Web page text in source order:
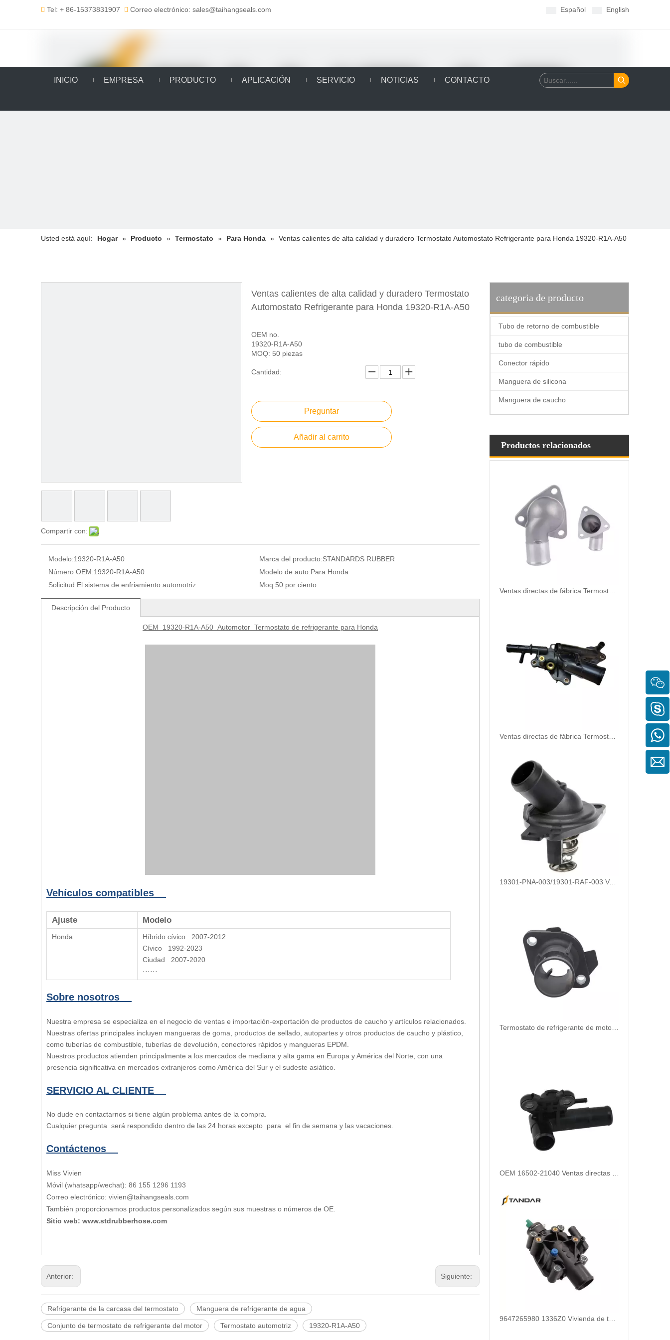
 Tel: + 86-15373831907  Correo electrónico: sales@taihangseals.com Español English
INICIO EMPRESA PRODUCTO APLICACIÓN SERVICIO NOTICIAS CONTACTO
Usted está aquí: Hogar » Producto » Termostato » Para Honda » Ventas calientes de alta calidad y duradero Termostato Automostato Refrigerante para Honda 19320-R1A-A50
Compartir con:
Ventas calientes de alta calidad y duradero Termostato
Automostato Refrigerante para Honda 19320-R1A-A50
OEM no.
19320-R1A-A50
MOQ: 50 piezas
Cantidad:
Preguntar
Añadir al carrito
Modelo:19320-R1A-A50 Marca del producto:STANDARDS RUBBER
Número OEM:19320-R1A-A50 Modelo de auto:Para Honda
Solicitud:El sistema de enfriamiento automotriz Moq:50 por ciento
Descripción del Producto
OEM 19320-R1A-A50 Automotor Termostato de refrigerante para Honda
Vehículos compatibles
Ajuste Modelo
Honda
Híbrido cívico 2007-2012
Cívico 1992-2023
Ciudad 2007-2020
······
Sobre nosotros
Nuestra empresa se especializa en el negocio de ventas e importación-exportación de productos de caucho y artículos relacionados.
Nuestras ofertas principales incluyen mangueras de goma, productos de sellado, autopartes y otros productos de caucho y plástico,
como tuberías de combustible, tuberías de devolución, conectores rápidos y mangueras EPDM.
Nuestros productos atienden principalmente a los mercados de mediana y alta gama en Europa y América del Norte, con una
presencia significativa en mercados extranjeros como América del Sur y el sudeste asiático.
SERVICIO AL CLIENTE
No dude en contactarnos si tiene algún problema antes de la compra.
Cualquier pregunta será respondido dentro de las 24 horas excepto para el fin de semana y las vacaciones.
Contáctenos
Miss Vivien
Móvil (whatsapp/wechat): 86 155 1296 1193
Correo electrónico: vivien@taihangseals.com
También proporcionamos productos personalizados según sus muestras o números de OE.
Sitio web: www.stdrubberhose.com
Anterior: Siguiente:
Refrigerante de la carcasa del termostato Manguera de refrigerante de agua
Conjunto de termostato de refrigerante del motor Termostato automotriz 19320-R1A-A50
categoria de producto
Tubo de retorno de combustible
tubo de combustible
Conector rápido
Manguera de silicona
Manguera de caucho
Productos relacionados
19301-PNA-003/19301-RAF-003 Ventas directas directas de alta calidad y duradero Refrigerante de la carcasa del termostato automotriz para Honda